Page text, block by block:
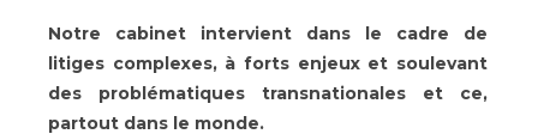
Notre cabinet intervient dans le cadre de
litiges complexes, à forts enjeux et soulevant
des problématiques transnationales et ce,
partout dans le monde.